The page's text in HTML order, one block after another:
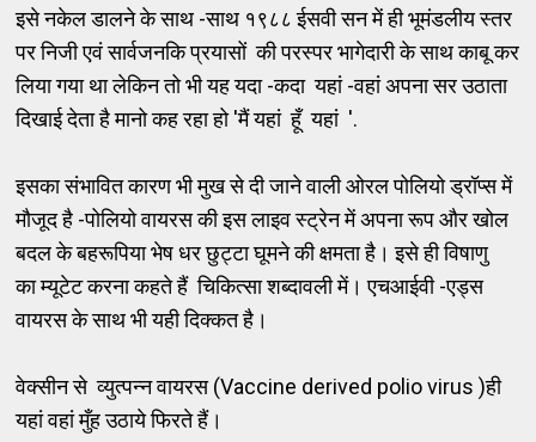
इसे नकेल डालने के साथ -साथ १९८८ ईसवी सन में ही भूमंडलीय स्तर
पर निजी एवं सार्वजनकि प्रयासों की परस्पर भागेदारी के साथ काबू कर
लिया गया था लेकिन तो भी यह यदा -कदा यहां -वहां अपना सर उठाता
दिखाई देता है मानो कह रहा हो 'मैं यहां हूँ यहां '.
इसका संभावित कारण भी मुख से दी जाने वाली ओरल पोलियो ड्रॉप्स में
मौजूद है -पोलियो वायरस की इस लाइव स्ट्रेन में अपना रूप और खोल
बदल के बहरूपिया भेष धर छुट्टा घूमने की क्षमता है। इसे ही विषाणु
का म्यूटेट करना कहते हैं चिकित्सा शब्दावली में। एचआईवी -एड्स
वायरस के साथ भी यही दिक्कत है।
वेक्सीन से व्युत्पन्न वायरस (Vaccine derived polio virus )ही
यहां वहां मुँह उठाये फिरते हैं।